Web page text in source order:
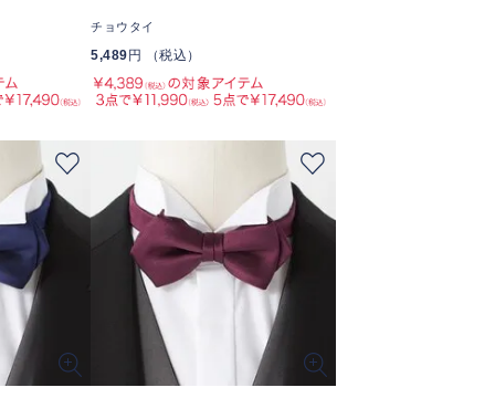
チョウタイ
5,489 円 （税込）